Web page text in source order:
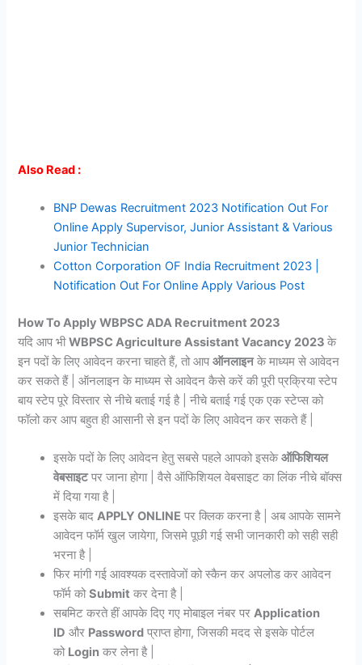
Also Read :
BNP Dewas Recruitment 2023 Notification Out For
Online Apply Supervisor, Junior Assistant & Various
Junior Technician
Cotton Corporation OF India Recruitment 2023 |
Notification Out For Online Apply Various Post
How To Apply WBPSC ADA Recruitment 2023
यदि आप भीWBPSC Agriculture Assistant Vacancy 2023 के
इन पदों के लिए आवेदन करना चाहते हैं, तो आपऑनलाइनके माध्यम से आवेदन
कर सकते हैं | ऑनलाइन के माध्यम से आवेदन कैसे करें की पूरी प्रक्रिया स्टेप
बाय स्टेप पूरे विस्तार से नीचे बताई गई है | नीचे बताई गई एक एक स्टेप्स को
फॉलो कर आप बहुत ही आसानी से इन पदों के लिए आवेदन कर सकते हैं |
इसके पदों के लिए आवेदन हेतु सबसे पहले आपको इसकेऑफिशियल
वेबसाइटपर जाना होगा | वैसे ऑफिशियल वेबसाइट का लिंक नीचे बॉक्स
में दिया गया है |
इसके बादAPPLY ONLINE पर क्लिक करना है | अब आपके सामने
आवेदन फॉर्म खुल जायेगा, जिसमे पूछी गई सभी जानकारी को सही सही
भरना है |
फिर मांगी गई आवश्यक दस्तावेजों को स्कैन कर अपलोड कर आवेदन
फॉर्म कोSubmit कर देना है |
सबमिट करते हीं आपके दिए गए मोबाइल नंबर परApplication
ID और Password प्राप्त होगा, जिसकी मदद से इसके पोर्टल
को Login कर लेना है |